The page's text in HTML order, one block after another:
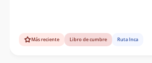
Más reciente Libro de cumbre Ruta Inca